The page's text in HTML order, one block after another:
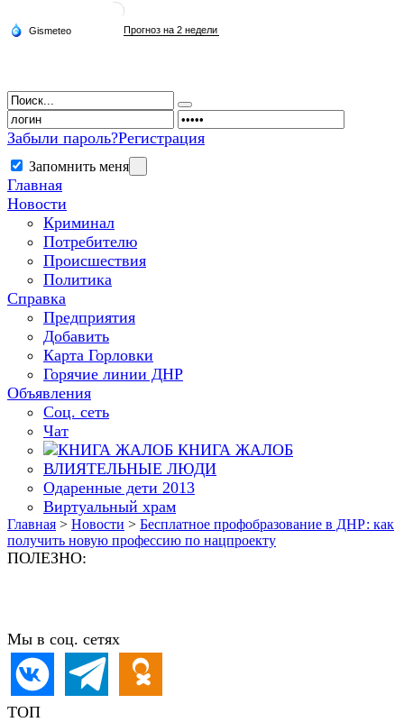
Забыли пароль?Регистрация
Запомнить меня
Главная
Новости
Криминал
Потребителю
Происшествия
Политика
Справка
Предприятия
Добавить
Карта Горловки
Горячие линии ДНР
Объявления
Соц. сеть
Чат
КНИГА ЖАЛОБ
ВЛИЯТЕЛЬНЫЕ ЛЮДИ
Одаренные дети 2013
Виртуальный храм
Главная > Новости > Бесплатное профобразование в ДНР: как
получить новую профессию по нацпроекту
ПОЛЕЗНО:
Мы в соц. сетях
ТОП